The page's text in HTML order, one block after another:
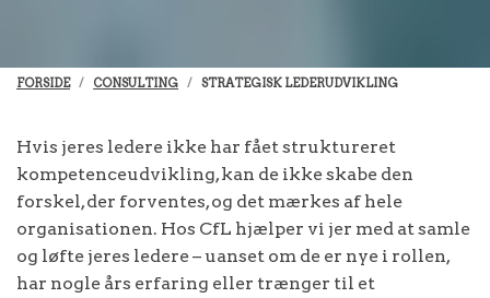
FORSIDE CONSULTING STRATEGISK LEDERUDVIKLING
Hvis jeres ledere ikke har fået struktureret
kompetenceudvikling, kan de ikke skabe den
forskel, der forventes, og det mærkes af hele
organisationen. Hos CfL hjælper vi jer med at samle
og løfte jeres ledere – uanset om de er nye i rollen,
har nogle års erfaring eller trænger til et